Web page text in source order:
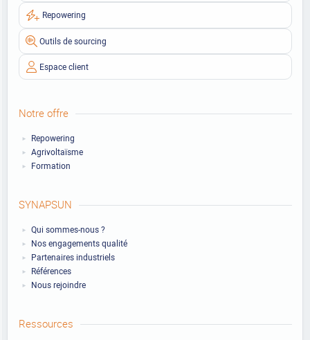
Repowering
Outils de sourcing
Espace client
Notre offre
Repowering
Agrivoltaïsme
Formation
SYNAPSUN
Qui sommes-nous ?
Nos engagements qualité
Partenaires industriels
Références
Nous rejoindre
Ressources